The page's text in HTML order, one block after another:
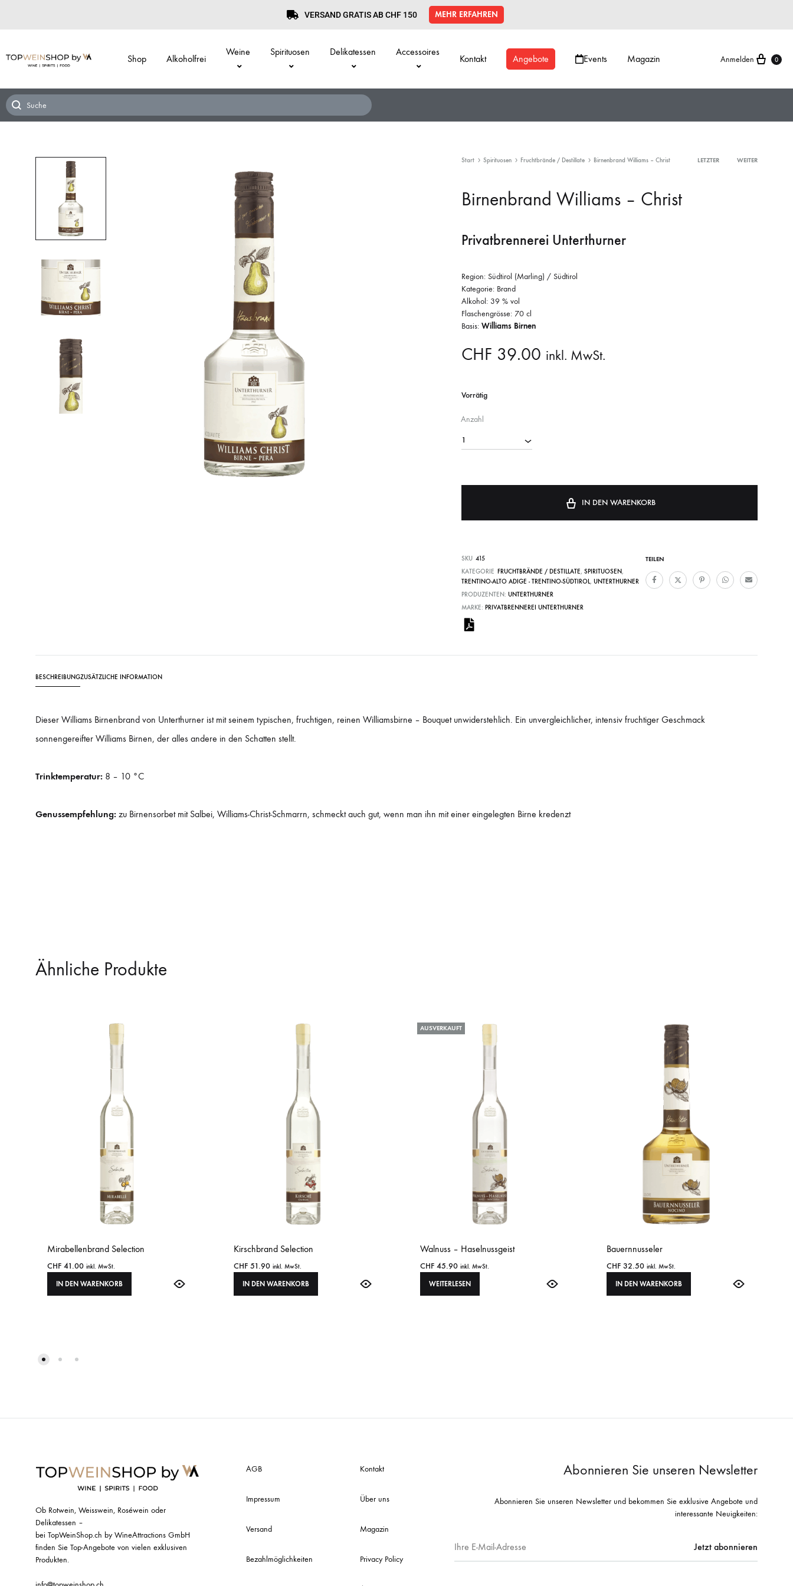
VERSAND GRATIS AB CHF 150 MEHR ERFAHREN
Shop Alkoholfrei
Weine Spirituosen Delikatessen Accessoires
Kontakt Angebote Events Magazin Anmelden 0
Start Spirituosen Fruchtbrände / Destillate Birnenbrand Williams – Christ LETZTER WEITER
Birnenbrand Williams – Christ
Privatbrennerei Unterthurner
Region: Südtirol (Marling) / Südtirol
Kategorie: Brand
Alkohol: 39 % vol
Flaschengrösse: 70 cl
Basis: Williams Birnen
CHF 39.00 inkl. MwSt.
Vorrätig
Anzahl
1
IN DEN WARENKORB
TEILEN
SKU 415
KATEGORIE FRUCHTBRÄNDE / DESTILLATE, SPIRITUOSEN,
TRENTINO-ALTO ADIGE - TRENTINO-SÜDTIROL, UNTERTHURNER
PRODUZENTEN: UNTERTHURNER
MARKE: PRIVATBRENNEREI UNTERTHURNER
BESCHREIBUNGZUSÄTZLICHE INFORMATION
Dieser Williams Birnenbrand von Unterthurner ist mit seinem typischen, fruchtigen, reinen Williamsbirne – Bouquet unwiderstehlich. Ein unvergleichlicher, intensiv fruchtiger Geschmack
sonnengereifter Williams Birnen, der alles andere in den Schatten stellt.
Trinktemperatur: 8 – 10 °C
Genussempfehlung: zu Birnensorbet mit Salbei, Williams-Christ-Schmarrn, schmeckt auch gut, wenn man ihn mit einer eingelegten Birne kredenzt
Ähnliche Produkte
Mirabellenbrand Selection
CHF 41.00 inkl. MwSt.
IN DEN WARENKORB
Kirschbrand Selection
CHF 51.90 inkl. MwSt.
IN DEN WARENKORB
AUSVERKAUFT
Walnuss – Haselnussgeist
CHF 45.90 inkl. MwSt.
WEITERLESEN
Bauernnusseler
CHF 32.50 inkl. MwSt.
IN DEN WARENKORB
Ob Rotwein, Weisswein, Roséwein oder
Delikatessen –
bei TopWeinShop.ch by WineAttractions GmbH
finden Sie Top-Angebote von vielen exklusiven
Produkten.
AGB
Impressum
Versand
Bezahlmöglichkeiten
Kontakt
Über uns
Magazin
Privacy Policy
Abonnieren Sie unseren Newsletter
Abonnieren Sie unseren Newsletter und bekommen Sie exklusive Angebote und
interessante Neuigkeiten: